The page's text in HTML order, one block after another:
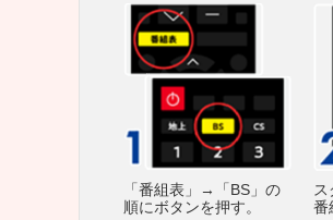
「番組表」→「BS」の
順にボタンを押す。
番